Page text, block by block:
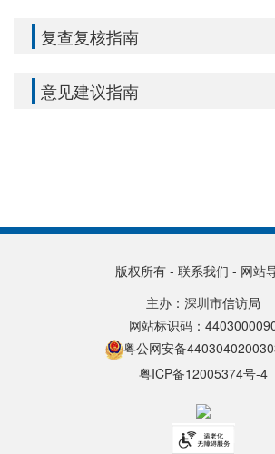
复查复核指南
意见建议指南
版权所有 - 联系我们 - 网站
主办：深圳市信访局
网站标识码：
粤公网安备
粤ICP备12005374号-4